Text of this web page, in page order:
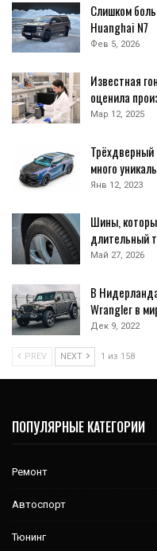
Слишком
Huanghai N7
Фев 5, 2026
Известная
оценила
Мар 12, 2025
Трёхдверный
много
Янв 12, 2023
Шины,
длительный
Май 27, 2026
В
Wrangler в
Дек 9, 2022
PREV NEXT 1 из 158
ПОПУЛЯРНЫЕ КАТЕГОРИИ
Ремонт
Автоспорт
Тюнинг